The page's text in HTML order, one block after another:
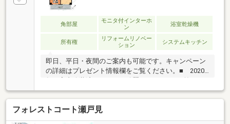
角部屋
モニタ付インターホ
ン
浴室乾燥機
所有権
リフォームリノベー
ション
システムキッチン
即日、平日・夜間のご案内も可能です。キャンペーン
の詳細はプレゼント情報欄をご覧ください。■ 2020
JR「呉駅」で、利便施設が徒歩圏内なので、便利に生
活できます。■ バルコニーが2箇所あり全ての部屋に
面しているので、明るく開放感があります。■ バル
コニーからの眺めが良好です。■ 売主が業者なの
フォレストコート瀬戸見